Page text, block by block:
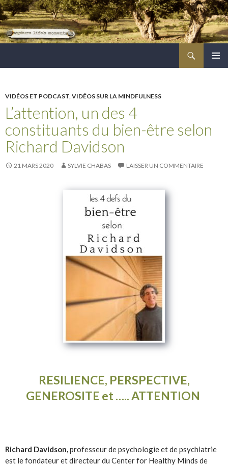
PRINCIPAL
VIDÉOS ET PODCAST, VIDÉOS SUR LA MINDFULNESS
L’attention, un des 4
constituants du bien-être selon
Richard Davidson
21 MARS 2020 SYLVIE CHABAS LAISSER UN COMMENTAIRE
RESILIENCE, PERSPECTIVE,
GENEROSITE et ….. ATTENTION
Richard Davidson,professeur de psychologie et de psychiatrie
est le fondateur et directeur du Center for Healthy Minds de